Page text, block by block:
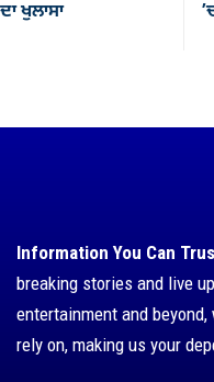
ਖੁਲਾਸਾ
Information You Can
breaking stories and live
entertainment and
rely on, making us your